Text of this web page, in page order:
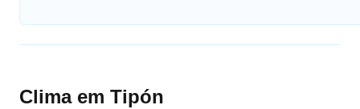
Clima em Tipón